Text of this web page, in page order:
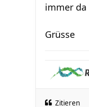
immer
Grüsse
Zitieren